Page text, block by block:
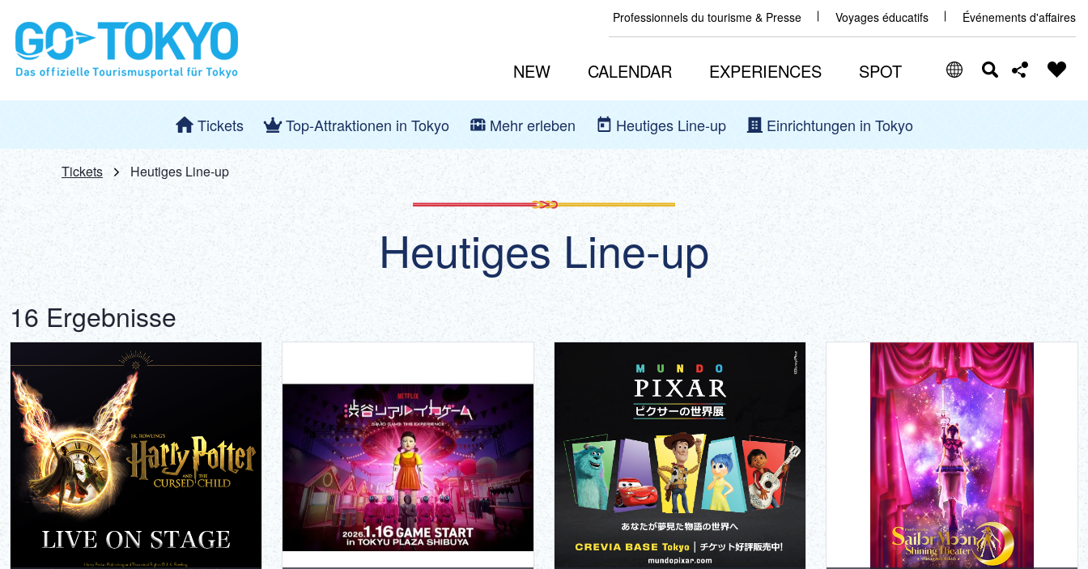
Professionnels du tourisme & Presse Voyages éducatifs Événements d'affaires
NEW CALENDAR EXPERIENCES SPOT
Select Language
ENGLISH
中文(简体)
中文(繁體/正體)
ภาษาไทย
DEUTSCH
ITALIANO
ESPAÑOL
FRANÇAIS
Facebook
X (Twitter)
Copy URL
Tickets Top-Attraktionen in Tokyo Mehr erleben Heutiges Line-up Einrichtungen in Tokyo
Tickets Heutiges Line-up
Heutiges Line-up
16 Ergebnisse